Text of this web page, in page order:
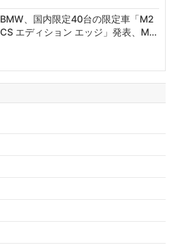
BMW、国内限定40台の限定車「M2
CS エディション エッジ」発表、M…